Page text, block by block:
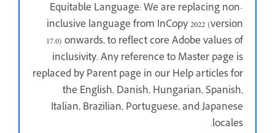
Equitable Language: We are replacing non-
inclusive language from InCopy 2022 (version
17.0) onwards, to reflect core Adobe values of
inclusivity. Any reference to Master page is
replaced by Parent page in our Help articles for
the English, Danish, Hungarian, Spanish,
Italian, Brazilian, Portuguese, and Japanese
locales
.